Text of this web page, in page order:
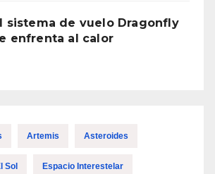
sistema de vuelo Dragonfly
enfrenta al calor
Artemis Asteroides
Sol Espacio Interestelar